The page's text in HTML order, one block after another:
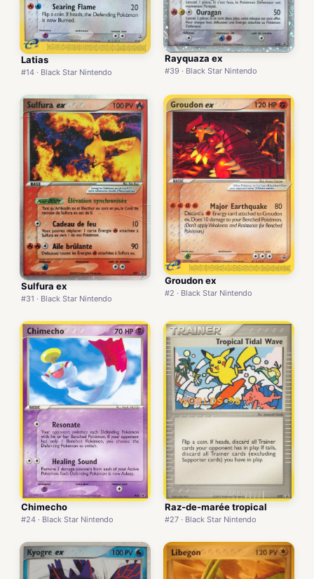
Latias
#14 · Black Star Nintendo
Rayquaza ex
#39 · Black Star Nintendo
Sulfura ex
#31 · Black Star Nintendo
Groudon ex
#2 · Black Star Nintendo
Chimecho
#24 · Black Star Nintendo
Raz-de-marée tropical
#27 · Black Star Nintendo